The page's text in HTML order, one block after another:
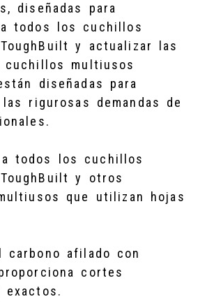
diseñadas para
todos los cuchillos
y actualizar las
cuchillos multiusos
diseñadas para
rigurosas demandas de
a todos los cuchillos
y otros
que utilizan hojas
carbono afilado con
cortes